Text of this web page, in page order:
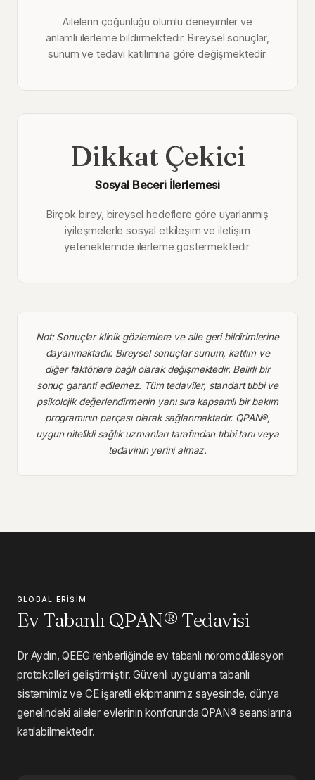
Ailelerin çoğunluğu olumlu deneyimler ve
anlamlı ilerleme bildirmektedir. Bireysel sonuçlar,
sunum ve tedavi katılımına göre değişmektedir.
Dikkat Çekici
Sosyal Beceri İlerlemesi
Birçok birey, bireysel hedeflere göre uyarlanmış
iyileşmelerle sosyal etkileşim ve iletişim
yeteneklerinde ilerleme göstermektedir.
Not: Sonuçlar klinik gözlemlere ve aile geri bildirimlerine
dayanmaktadır. Bireysel sonuçlar sunum, katılım ve
diğer faktörlere bağlı olarak değişmektedir. Belirli bir
sonuç garanti edilemez. Tüm tedaviler, standart tıbbi ve
psikolojik değerlendirmenin yanı sıra kapsamlı bir bakım
programının parçası olarak sağlanmaktadır. QPAN®,
uygun nitelikli sağlık uzmanları tarafından tıbbi tanı veya
tedavinin yerini almaz.
GLOBAL ERIŞIM
Ev Tabanlı QPAN® Tedavisi
Dr Aydın, QEEG rehberliğinde ev tabanlı nöromodülasyon
protokolleri geliştirmiştir. Güvenli uygulama tabanlı
sistemimiz ve CE işaretli ekipmanımız sayesinde, dünya
genelindeki aileler evlerinin konforunda QPAN® seanslarına
katılabilmektedir.